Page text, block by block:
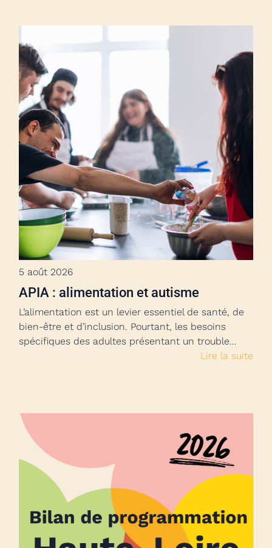
5 août 2026
APIA : alimentation et autisme
L’alimentation est un levier essentiel de santé, de
bien-être et d’inclusion. Pourtant, les besoins
spécifiques des adultes présentant un trouble…
Lire la suite